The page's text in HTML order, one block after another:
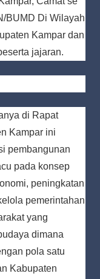
BUMD Di Wilayah
Kampar dan
jajaran.
di Rapat
Kampar ini
pembangunan
pada konsep
peningkatan
pemerintahan
yang
dimana
pola satu
Kabupaten